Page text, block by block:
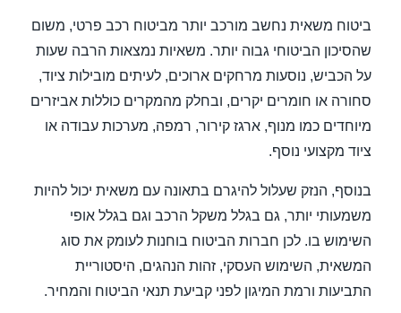
ביטוח משאית נחשב מורכב יותר מביטוח רכב פרטי, משום
שהסיכון הביטוחי גבוה יותר. משאיות נמצאות הרבה שעות
על הכביש, נוסעות מרחקים ארוכים, לעיתים מובילות ציוד,
סחורה או חומרים יקרים, ובחלק מהמקרים כוללות אביזרים
מיוחדים כמו מנוף, ארגז קירור, רמפה, מערכות עבודה או
ציוד מקצועי נוסף.
בנוסף, הנזק שעלול להיגרם בתאונה עם משאית יכול להיות
משמעותי יותר, גם בגלל משקל הרכב וגם בגלל אופי
השימוש בו. לכן חברות הביטוח בוחנות לעומק את סוג
המשאית, השימוש העסקי, זהות הנהגים, היסטוריית
התביעות ורמת המיגון לפני קביעת תנאי הביטוח והמחיר.